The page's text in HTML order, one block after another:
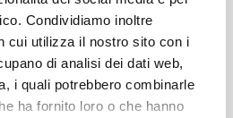
Condividiamo inoltre
cui utilizza il nostro sito con i
di analisi dei dati web,
i quali potrebbero combinarle
ha fornito loro o che hanno